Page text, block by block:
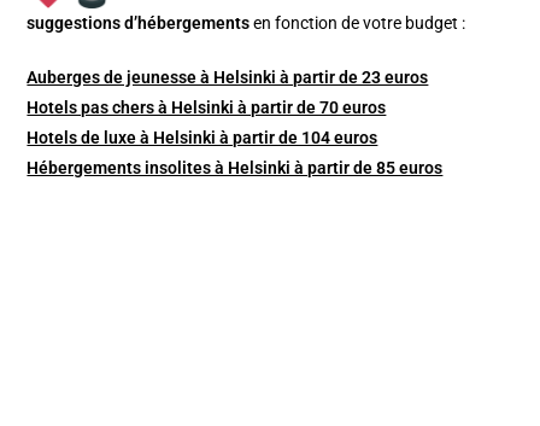
suggestions d’hébergements en fonction de votre budget :
Auberges de jeunesse à Helsinki à partir de 23 euros
Hotels pas chers à Helsinki à partir de 70 euros
Hotels de luxe à Helsinki à partir de 104 euros
Hébergements insolites à Helsinki à partir de 85 euros